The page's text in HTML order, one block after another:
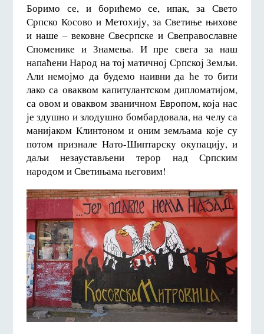
Боримо се, и борићемо се, ипак, за Свето
Српско Косово и Метохију, за Светиње њихове
и наше – вековне Свесрпске и Свеправославне
Споменике и Знамења. И пре свега за наш
напаћени Народ на тој матичној Српској Земљи.
Али немојмо да будемо наивни да ће то бити
лако са оваквом капитулантском дипломатијом,
са овом и оваквом званичном Европом, која нас
је здушно и злодушно бомбардовала, на челу са
манијаком Клинтоном и оним земљама које су
потом признале Нато-Шиптарску окупацију, и
даљи незаустављени терор над Српским
народом и Светињама његовим!